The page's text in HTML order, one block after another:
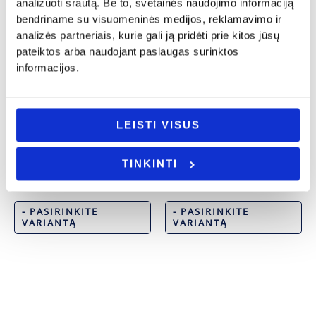
analizuoti srautą. Be to, svetainės naudojimo informaciją
bendriname su visuomeninės medijos, reklamavimo ir
analizės partneriais, kurie gali ją pridėti prie kitos jūsų
pateiktos arba naudojant paslaugas surinktos
informacijos.
LEISTI VISUS
TINKINTI
Į KREPŠELĮ
vardu
14.00€
- PASIRINKITE
VARIANTĄ
Joninių dovanos
14.00€
- PASIRINKITE
VARIANTĄ
Joninių dovanos
Maikutė „Auksinė Janina”
14.00€
- PASIRINKITE
VARIANTĄ